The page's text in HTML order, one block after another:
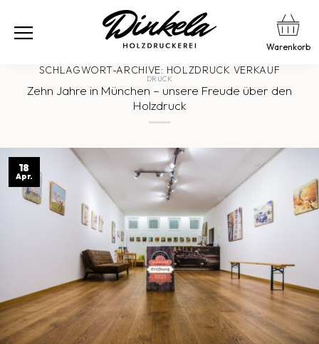
Warenkorb
SCHLAGWORT-ARCHIVE: HOLZDRUCK VERKAUF
DRUCK
Zehn Jahre in München – unsere Freude über den
Holzdruck
18
Apr.